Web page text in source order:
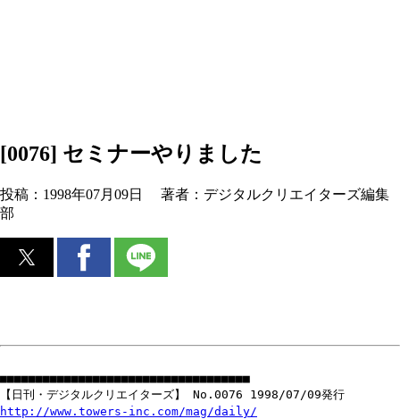
[0076] セミナーやりました
投稿： 1998年07月09日 著者： デジタルクリエイターズ編集
部
■■■■■■■■■■■■■■■■■■■■■■■■■■■■■■■■■■■
【日刊・デジタルクリエイターズ】 No.0076 1998/07/09発行
http://www.towers-inc.com/mag/daily/